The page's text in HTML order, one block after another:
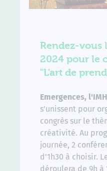
Rendez-vous
2024 pour le
"L'art de
Emergences,
s'unissent pour
congrès sur le
créativité. Au
journée, 2
d'1h30 à choisir.
déroulera de 9h à